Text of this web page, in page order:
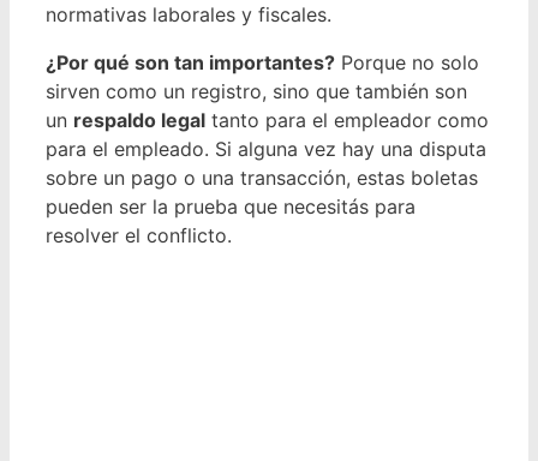
normativas laborales y fiscales.
¿Por qué son tan importantes? Porque no solo
sirven como un registro, sino que también son
un respaldo legal tanto para el empleador como
para el empleado. Si alguna vez hay una disputa
sobre un pago o una transacción, estas boletas
pueden ser la prueba que necesitás para
resolver el conflicto.